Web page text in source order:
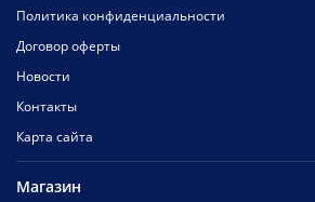
Политика конфиденциальности
Договор оферты
Новости
Контакты
Карта сайта
Магазин